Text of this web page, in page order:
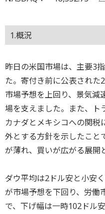
1.概況
昨日の米国市場は、主要3
た。寄付き前に公表され
市場予想を上回り、景気減
場を支えました。また、ト
カナダとメキシコへの関
外とする方針を示したこと
が薄れ、買いが広がる展開
ダウ平均は2ドル安と小安
が市場予想を下回り、労働
で、下げ幅は一時102ドル